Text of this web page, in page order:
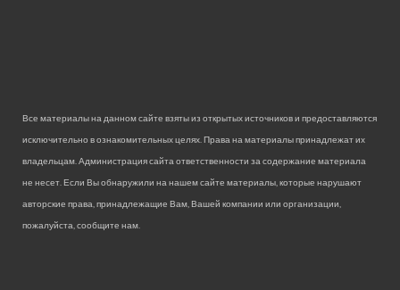
Все материалы на данном сайте взяты из открытых источников и предоставляются
исключительно в ознакомительных целях. Права на материалы принадлежат их
владельцам. Администрация сайта ответственности за содержание материала
не несет. Если Вы обнаружили на нашем сайте материалы, которые нарушают
авторские права, принадлежащие Вам, Вашей компании или организации,
пожалуйста, сообщите нам.